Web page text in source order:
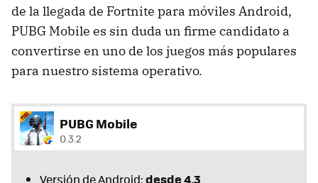
de la llegada de Fortnite para móviles Android,
PUBG Mobile es sin duda un firme candidato a
convertirse en uno de los juegos más populares
para nuestro sistema operativo.
PUBG Mobile
0.3.2
Versión de Android:desde 4.3